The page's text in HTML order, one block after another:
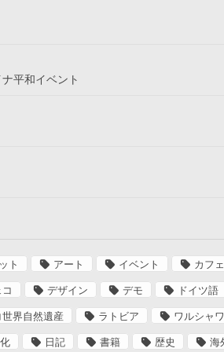
平和イベント
ト アート イベント カフェ
デザイン デモ ドイツ語
世界自然遺産 ラトビア ワルシャワ
日記 書籍 歴史 海